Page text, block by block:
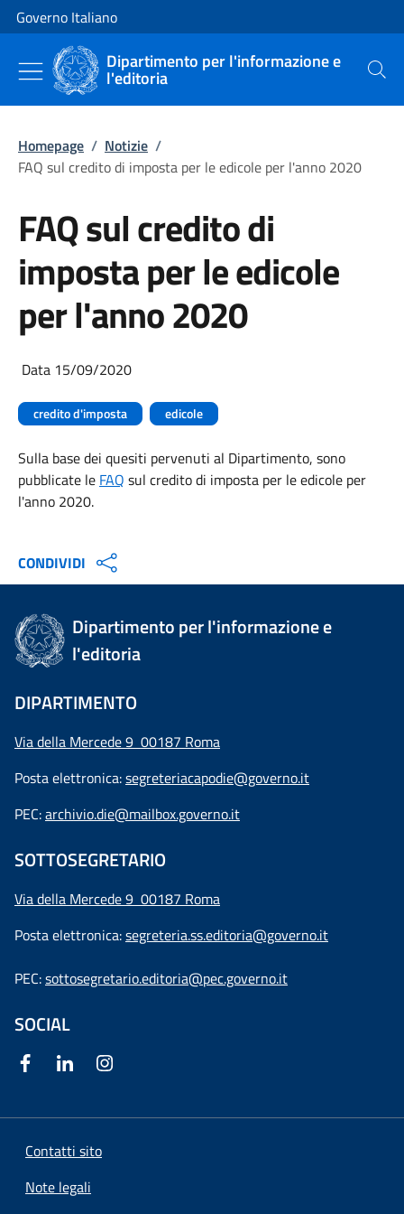
Vai al contenuto
Vai alla navigazione del sito
Governo Italiano
Dipartimento per l'informazione e
l'editoria Cerca
Homepage / Notizie /
FAQ sul credito di imposta per le edicole per l'anno 2020
FAQ sul credito di
imposta per le edicole
per l'anno 2020
Data 15/09/2020
credito d'imposta edicole
Sulla base dei quesiti pervenuti al Dipartimento, sono
pubblicate le FAQ sul credito di imposta per le edicole per
l'anno 2020.
CONDIVIDI
Dipartimento per l'informazione e
l'editoria
DIPARTIMENTO
Via della Mercede 9 00187 Roma
Posta elettronica:segreteriacapodie@governo.it
PEC:archivio.die@mailbox.governo.it
SOTTOSEGRETARIO
Via della Mercede 9 00187 Roma
Posta elettronica:segreteria.ss.editoria@governo.it
PEC:sottosegretario.editoria@pec.governo.it
SOCIAL
Contatti sito
Note legali